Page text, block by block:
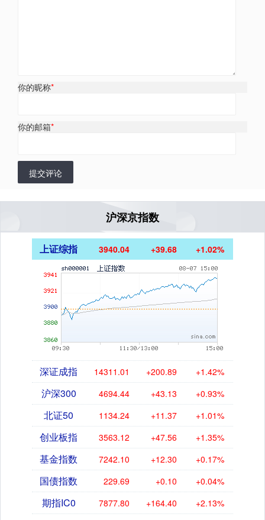
你的昵称*
你的邮箱*
提交评论
沪深京指数
上证综指 3940.04 +39.68 +1.02%
深证成指 14311.01 +200.89 +1.42%
沪深300 4694.44 +43.13 +0.93%
北证50 1134.24 +11.37 +1.01%
创业板指 3563.12 +47.56 +1.35%
基金指数 7242.10 +12.30 +0.17%
国债指数 229.69 +0.10 +0.04%
期指IC0 7877.80 +164.40 +2.13%